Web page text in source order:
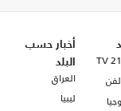
أخبار حسب
البلد
العراق
ليبيا